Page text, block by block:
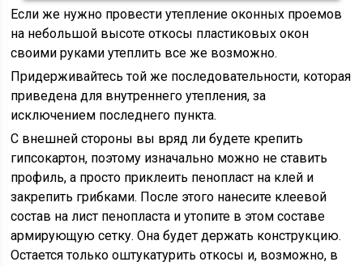
Если же нужно провести утепление оконных проемов
на небольшой высоте откосы пластиковых окон
своими руками утеплить все же возможно.
Придерживайтесь той же последовательности, которая
приведена для внутреннего утепления, за
исключением последнего пункта.
С внешней стороны вы вряд ли будете крепить
гипсокартон, поэтому изначально можно не ставить
профиль, а просто приклеить пенопласт на клей и
закрепить грибками. После этого нанесите клеевой
состав на лист пенопласта и утопите в этом составе
армирующую сетку. Она будет держать конструкцию.
Остается только оштукатурить откосы и, возможно, в